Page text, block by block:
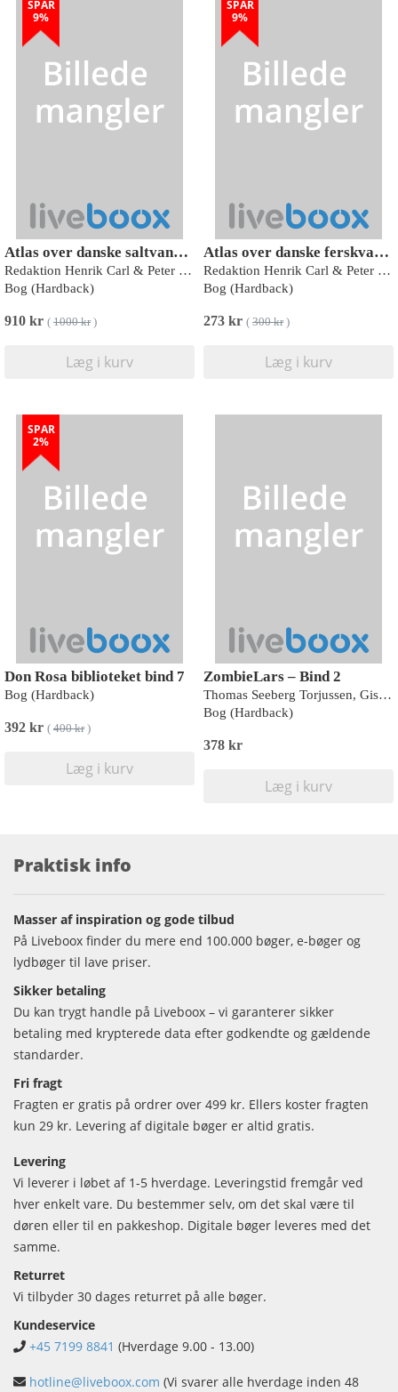
SPAR
9%
Atlas over danske saltvandsfisk
Redaktion Henrik Carl & Peter Rask Møller
Bog (Hardback)
910 kr ( 1000 kr)
Læg i kurv
SPAR
9%
Atlas over danske ferskvandsfisk
Redaktion Henrik Carl & Peter Rask Møller
Bog (Hardback)
273 kr ( 300 kr)
Læg i kurv
SPAR
2%
Don Rosa biblioteket bind 7
Bog (Hardback)
392 kr ( 400 kr)
Læg i kurv
ZombieLars – Bind 2
Thomas Seeberg Torjussen, Gisle Halvorsen og Thomas Moldestad
Bog (Hardback)
378 kr
Læg i kurv
Praktisk info
Masser af inspiration og gode tilbud
På Liveboox finder du mere end 100.000 bøger, e-bøger og
lydbøger til lave priser.
Sikker betaling
Du kan trygt handle på Liveboox – vi garanterer sikker
betaling med krypterede data efter godkendte og gældende
standarder.
Fri fragt
Fragten er gratis på ordrer over 499 kr. Ellers koster fragten
kun 29 kr. Levering af digitale bøger er altid gratis.
Levering
Vi leverer i løbet af 1-5 hverdage. Leveringstid fremgår ved
hver enkelt vare. Du bestemmer selv, om det skal være til
døren eller til en pakkeshop. Digitale bøger leveres med det
samme.
Returret
Vi tilbyder 30 dages returret på alle bøger.
Kundeservice
+45 7199 8841 (Hverdage 9.00 - 13.00)
hotline@liveboox.com (Vi svarer alle hverdage inden 48